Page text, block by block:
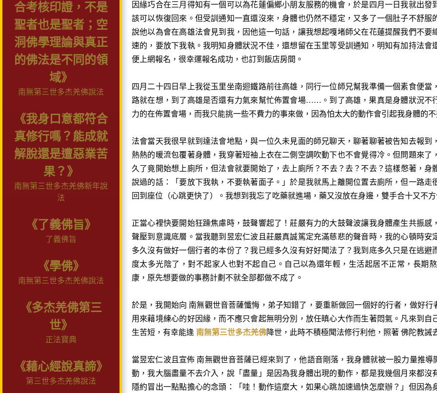
合考核印證，不是
聖者也是聖者；空
洞佛學理論與真正
的佛法是不同的領
域》
南無第三世多杰羌佛說法
《我身口意都符合
真修行嗎？能成就
解脫還是遭惡業苦
果？》
南無第三世多杰羌佛新年說
法
《了義佛旨》
了義佛旨
《學佛》
南無第三世多杰羌佛說法
《多杰羌佛第三
世》
正法寶典
《藉心經說真諦》
第三世多杰羌佛說法
因緣巧合在三月得知有一個可以為花蓮偏鄉小朋友服務的機會，於是四月一日我就出
該可以恢復回來。但受訓通知一直還沒來，身體也仍然不穩定，又多了一個肚子不舒
說他以為會在高雄法會見到我，因他這一句話，讓我想起嘎堵師父在花蓮提醒我們不
速的，要放下我執。我明知身體狀況不佳，還想留在玉里等受訓通知，明知有加持法
便上網報名，很幸運報名成功，也訂到飯店房間。
四月二十四日早上我從玉里坐南迴鐵路前往高雄，同行一位師兄幫我準備一個素食便
路就在想，到了高雄是否還有力氣來幫忙佈置會場……。到了高雄，果真是身體狀況不
力的在佈置會場，而我只能挑一些不費力的事來做，因為怕太大的動作會引起我身體的
法會當天我很早就到達法會地點，與一位久未見面的師兄聊天，聊著聊著被告知去報
熱熱的暖流包覆著身體，我穿著短袖上衣在二側空調吹動下也不會覺得冷。但問題來
久了竟開始想上廁所，但法會就要開始了，去上廁所？不去？去？不去？這樣憋著，
說過的話：「要放下我執，不要執著面子。」於是我就馬上離開位置去廁所，但一路
回到座位（心跳更快了）。我想到我忘了吃藥就進場，藥又沒放在身邊，雙手合十又不
正當心裡快要開始狂躁焦慮時，鼓聲響起了！莊嚴有力的大鼓聲波讓我身體產生共振
聲壓到意識底層。當我聽到昱宏仁波且莊嚴真誠篤定充滿慈悲的聲音時，我的心頓時
多久沒有做好一個行者的本份了？我已經多久沒有好好聞法了？我到底多久只是在逃
度太多光陰了，對不起家人也對不起自己。自己以為還年輕，生活起居不正常，長期
康，原先想要做的事務計劃不就全部都做不成了。
於是，我開始向 南無觀世音菩薩懺悔，弟子知錯了，要重新做回一個好的行者，做好
用來藉境練心的好因緣，而不應只會起無明分別，放任瞋心大作而生著悶氣。凡來到
生苦短，有幸能逢 南無第三世多杰羌佛降世，此時不積極聞法修行利他，照著 佛陀教誡
當昱宏仁波且宣佈 南無觀世音菩薩已經來到了，他語音剛落，我身體就被一股力量推
動，我大腦盡量不去介入，說「盡量」是因為我身體出現的動作，都是我幾個月來都
隱約冒出一點點擔心的念頭：「哇！動作這麼大，如果心跳加速過快怎麼辦？」但因